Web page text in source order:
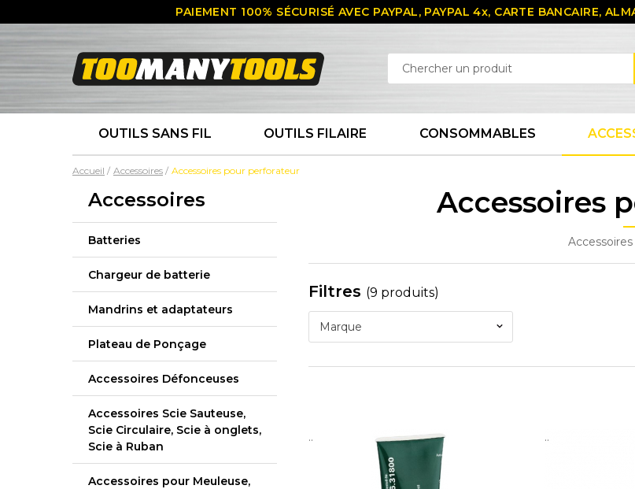
PAIEMENT 100% SÉCURISÉ AVEC PAYPAL, PAYPAL 4x, CARTE BANCAIRE,
OUTILS SANS FIL OUTILS FILAIRE CONSOMMABLES
Accueil Accessoires Accessoires pour perforateur
Accessoires
Batteries
Chargeur de batterie
Mandrins et adaptateurs
Plateau de Ponçage
Accessoires Défonceuses
Accessoires Scie Sauteuse,
Scie Circulaire, Scie à onglets,
Scie à Ruban
Accessoires pour Meuleuse,
Accessoires
Filtres (9 produits)
Marque
.. ..